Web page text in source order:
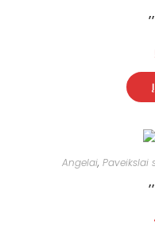
Angelai, Paveikslai